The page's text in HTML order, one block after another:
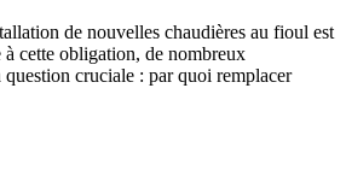
de nouvelles chaudières au fioul est
à cette obligation, de nombreux
question cruciale : par quoi remplacer